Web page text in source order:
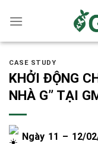
CASE STUDY
KHỞI ĐỘNG
NHÀ G” TẠI
Ngày 11 – 12/